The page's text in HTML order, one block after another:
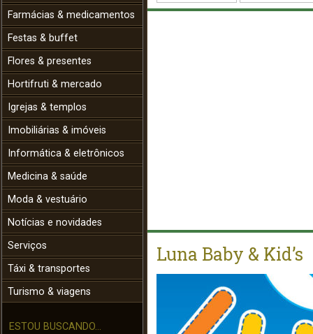
Farmácias & medicamentos
Festas & buffet
Flores & presentes
Hortifruti & mercado
Igrejas & templos
Imobiliárias & imóveis
Informática & eletrônicos
Medicina & saúde
Moda & vestuário
Notícias e novidades
Serviços
Táxi & transportes
Turismo & viagens
ESTOU BUSCANDO...
Luna Baby & Kid’s